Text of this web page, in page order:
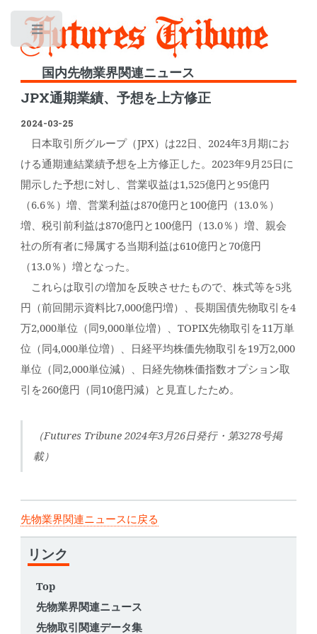
国内先物業界関連ニュース
JPX通期業績、予想を上方修正
2024-03-25
日本取引所グループ（JPX）は22日、2024年3月期にお
ける通期連結業績予想を上方修正した。2023年9月25日に
開示した予想に対し、営業収益は1,525億円と95億円
（6.6％）増、営業利益は870億円と100億円（13.0％）
増、税引前利益は870億円と100億円（13.0％）増、親会
社の所有者に帰属する当期利益は610億円と70億円
（13.0％）増となった。
これらは取引の増加を反映させたもので、株式等を5兆
円（前回開示資料比7,000億円増）、長期国債先物取引を4
万2,000単位（同9,000単位増）、TOPIX先物取引を11万単
位（同4,000単位増）、日経平均株価先物取引を19万2,000
単位（同2,000単位減）、日経先物株価指数オプション取
引を260億円（同10億円減）と見直したため。
（Futures Tribune 2024年3月26日発行・第3278号掲
載）
先物業界関連ニュースに戻る
リンク
Top
先物業界関連ニュース
先物取引関連データ集
Toggle